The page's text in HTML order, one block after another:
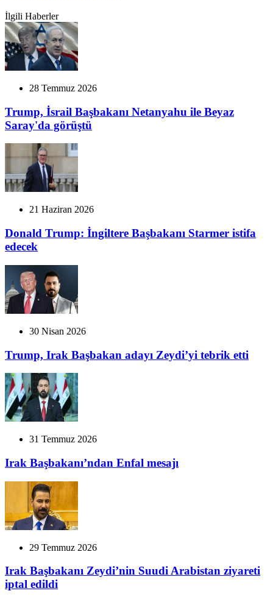
İlgili Haberler
28 Temmuz 2026
Trump, İsrail Başbakanı Netanyahu ile Beyaz
Saray'da görüştü
21 Haziran 2026
Donald Trump: İngiltere Başbakanı Starmer istifa
edecek
30 Nisan 2026
Trump, Irak Başbakan adayı Zeydi’yi tebrik etti
31 Temmuz 2026
Irak Başbakanı’ndan Enfal mesajı
29 Temmuz 2026
Irak Başbakanı Zeydi’nin Suudi Arabistan ziyareti
iptal edildi